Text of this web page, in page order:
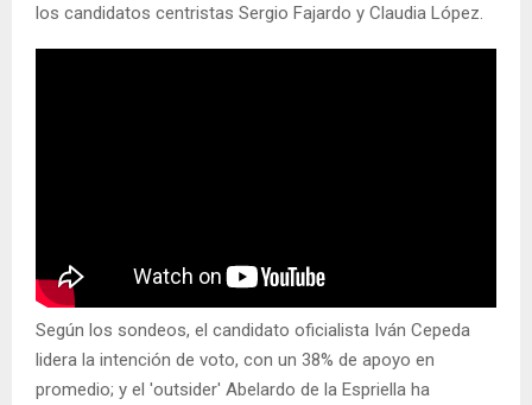
los candidatos centristas Sergio Fajardo y Claudia López.
Según los sondeos, el candidato oficialista Iván Cepeda
lidera la intención de voto, con un 38% de apoyo en
promedio; y el 'outsider' Abelardo de la Espriella ha